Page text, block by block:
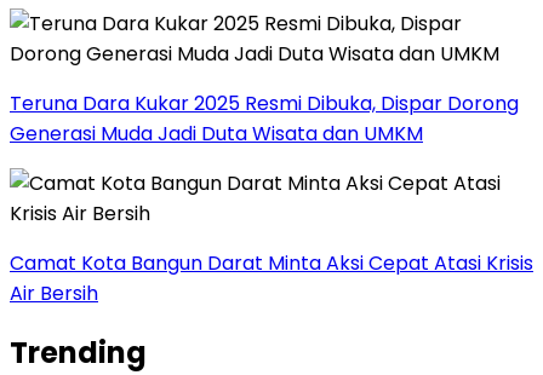
Teruna Dara Kukar 2025 Resmi Dibuka, Dispar Dorong
Generasi Muda Jadi Duta Wisata dan UMKM
Camat Kota Bangun Darat Minta Aksi Cepat Atasi Krisis
Air Bersih
Trending